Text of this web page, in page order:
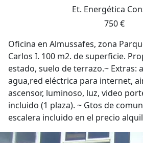
Et. Energética
750 €
Oficina en Almussafes, zona
Carlos I. 100 m2. de superficie.
estado, suelo de terrazo.~ Extras:
agua,red eléctrica para internet,
ascensor, luminoso, luz, video
incluido (1 plaza). ~ Gtos de
escalera incluido en el precio